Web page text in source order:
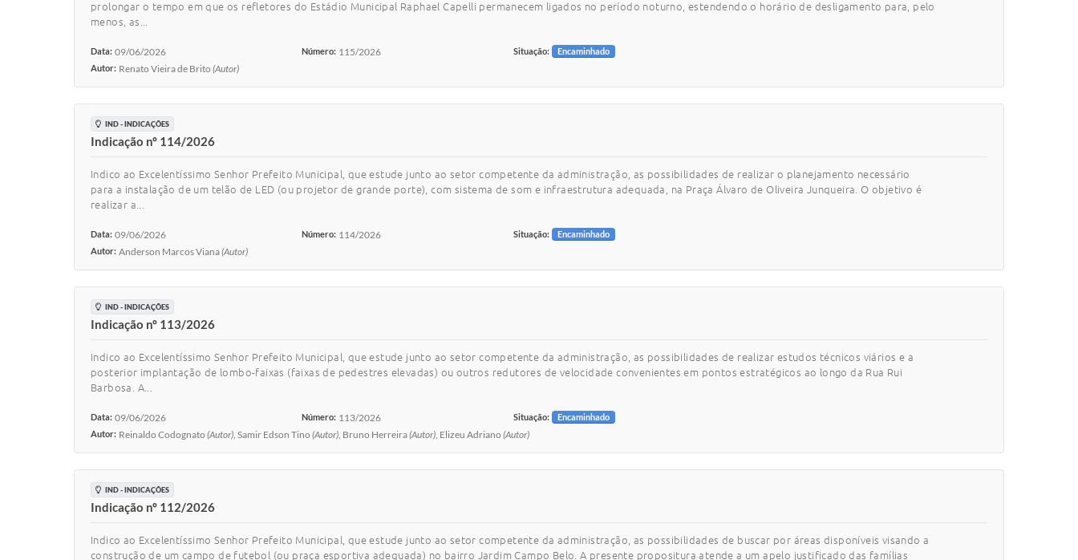
prolongar o tempo em que os refletores do Estádio Municipal Raphael Capelli permanecem ligados no período noturno, estendendo o horário de desligamento para, pelo
menos, as...
Data: 09/06/2026 Número: 115/2026 Situação:
Encaminhado
Autor: Renato Vieira de Brito (Autor)
IND - INDICAÇÕES
Indicação nº 114/2026
Indico ao Excelentíssimo Senhor Prefeito Municipal, que estude junto ao setor competente da administração, as possibilidades de realizar o planejamento necessário
para a instalação de um telão de LED (ou projetor de grande porte), com sistema de som e infraestrutura adequada, na Praça Álvaro de Oliveira Junqueira. O objetivo é
realizar a...
Data: 09/06/2026 Número: 114/2026 Situação:
Encaminhado
Autor: Anderson Marcos Viana(Autor)
IND - INDICAÇÕES
Indicação nº 113/2026
Indico ao Excelentíssimo Senhor Prefeito Municipal, que estude junto ao setor competente da administração, as possibilidades de realizar estudos técnicos viários e a
posterior implantação de lombo-faixas (faixas de pedestres elevadas) ou outros redutores de velocidade convenientes em pontos estratégicos ao longo da Rua Rui
Barbosa. A...
Data: 09/06/2026 Número: 113/2026 Situação:
Encaminhado
Autor: Reinaldo Codognato (Autor), Samir Edson Tino (Autor), Bruno Herreira(Autor), Elizeu Adriano (Autor)
IND - INDICAÇÕES
Indicação nº 112/2026
Indico ao Excelentíssimo Senhor Prefeito Municipal, que estude junto ao setor competente da administração, as possibilidades de buscar por áreas disponíveis visando a
construção de um campo de futebol (ou praça esportiva adequada) no bairro Jardim Campo Belo. A presente propositura atende a um apelo justificado das famílias